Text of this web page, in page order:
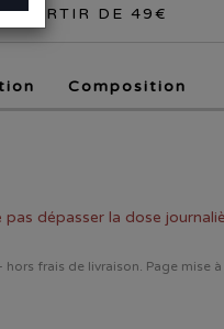
PARTIR DE 49€
Composition
pas dépasser la dose
hors frais de livraison. Page mise